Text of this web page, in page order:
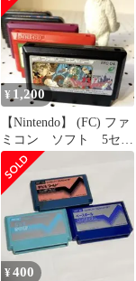
¥ 1,200
【Nintendo】 (FC) ファ
ミコン ソフト 5セッ
ト
¥400